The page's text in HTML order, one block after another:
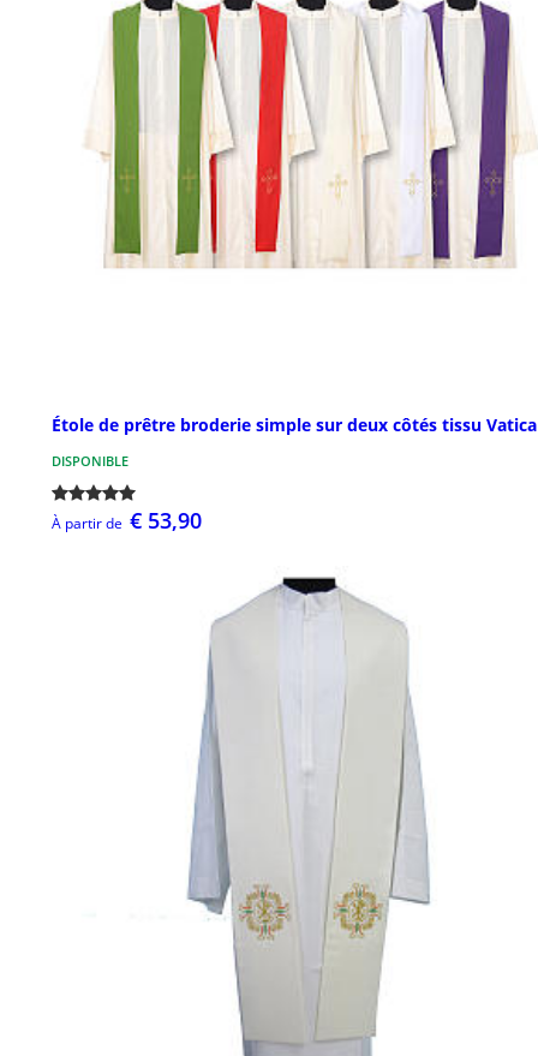
Étole de prêtre broderie simple sur deux côtés tissu
DISPONIBLE
À partir de € 53,90